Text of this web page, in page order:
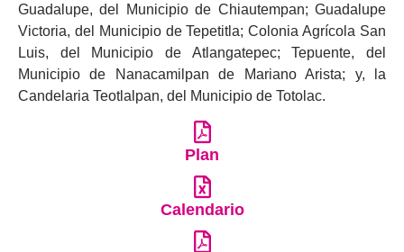
Guadalupe, del Municipio de Chiautempan; Guadalupe
Victoria, del Municipio de Tepetitla; Colonia Agrícola San
Luis, del Municipio de Atlangatepec; Tepuente, del
Municipio de Nanacamilpan de Mariano Arista; y, la
Candelaria Teotlalpan, del Municipio de Totolac.
Plan
Calendario